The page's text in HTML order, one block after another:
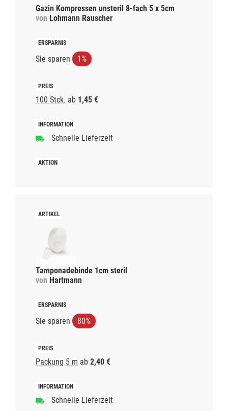
Gazin Kompressen unsteril 8-fach 5 x 5cm
von Lohmann Rauscher
Sie sparen 1%
100 Stck. ab 1,45 €
Schnelle Lieferzeit
Tamponadebinde 1cm steril
von Hartmann
Sie sparen 80%
Packung 5 m ab 2,40 €
Schnelle Lieferzeit